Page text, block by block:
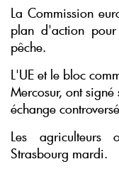
La Commission
plan d'action
pêche.
L'UE et le bloc
Mercosur, ont
échange
Les agriculteurs
Strasbourg mardi.